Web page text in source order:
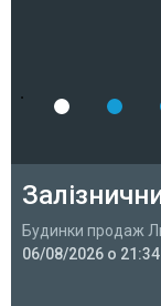
Будинки продаж
06/08/2026 о 21:34